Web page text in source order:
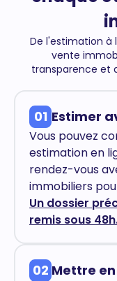
De l'estimation à
vente
transparence et
01 Estimer
Vous pouvez
estimation en
rendez-vous
immobiliers
Un dossier
remis sous
02 Mettre